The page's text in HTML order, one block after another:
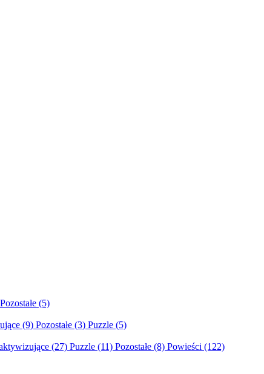
Pozostałe (5)
(9) Pozostałe (3) Puzzle (5)
(27) Puzzle (11) Pozostałe (8) Powieści (122)